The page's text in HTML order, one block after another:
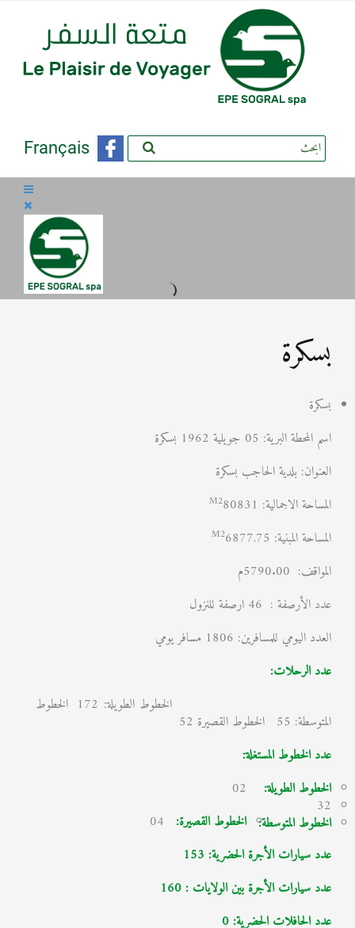
Français
بسكرة
بسكرة
اسم المحطة البرية: 05 جويلية 1962 بسكرة
العنوان: بلدية الحاجب بسكرة
المساحة الاجمالية:
M280831
المساحة المبنية:
M26877.75
المواقف: 5790.00م
عدد الأرصفة : 46 ارصفة للنزول
العدد اليومي للمسافرين: 1806 مسافر يومي
عدد الرحلات:
الخطوط الطويلة: 172 الخطوط
المتوسطة: 55 الخطوط القصيرة 52
عدد الخطوط المستغلة:
الخطوط الطويلة:
32
الخطوط المتوسطة:
02
الخطوط القصيرة:
04
عدد سيارات الأجرة الحضرية: 153
عدد سيارات الأجرة بين الولايات : 160
عدد الحافلات الحضرية: 0